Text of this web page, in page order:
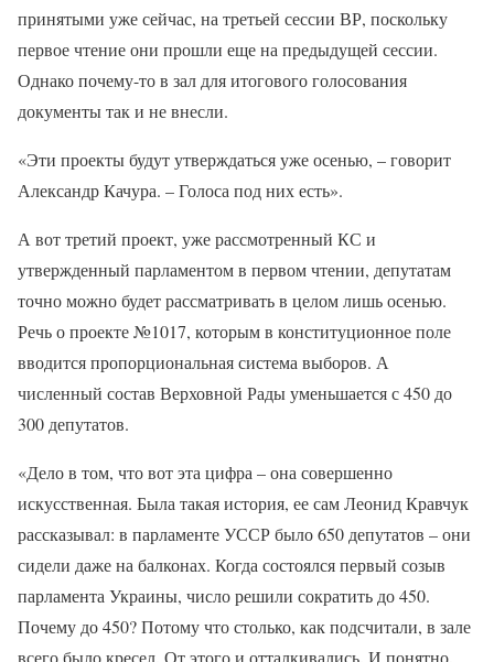
принятыми уже сейчас, на третьей сессии ВР, поскольку
первое чтение они прошли еще на предыдущей сессии.
Однако почему-то в зал для итогового голосования
документы так и не внесли.
«Эти проекты будут утверждаться уже осенью, – говорит
Александр Качура. – Голоса под них есть».
А вот третий проект, уже рассмотренный КС и
утвержденный парламентом в первом чтении, депутатам
точно можно будет рассматривать в целом лишь осенью.
Речь о проекте №1017, которым в конституционное поле
вводится пропорциональная система выборов. А
численный состав Верховной Рады уменьшается с 450 до
300 депутатов.
«Дело в том, что вот эта цифра – она совершенно
искусственная. Была такая история, ее сам Леонид Кравчук
рассказывал: в парламенте УССР было 650 депутатов – они
сидели даже на балконах. Когда состоялся первый созыв
парламента Украины, число решили сократить до 450.
Почему до 450? Потому что столько, как подсчитали, в зале
всего было кресел. От этого и отталкивались. И понятно,